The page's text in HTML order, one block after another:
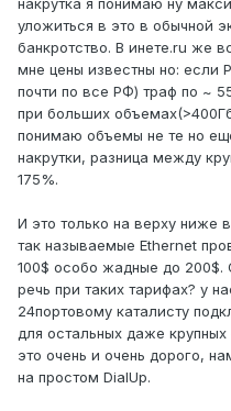
накрутка я понимаю ну
уложиться в это в обычной
банкротство. В инете.ru же
мне цены известны но: если
почти по все РФ) траф по ~
при больших
понимаю объемы не те но
накрутки, разница между
175%.
И это только на верху ниже
так называемые Ethernet
100$ особо жадные до
речь при таких тарифах? у
24портовому каталисту
для остальных даже
это очень и очень дорого,
на простом DialUp.